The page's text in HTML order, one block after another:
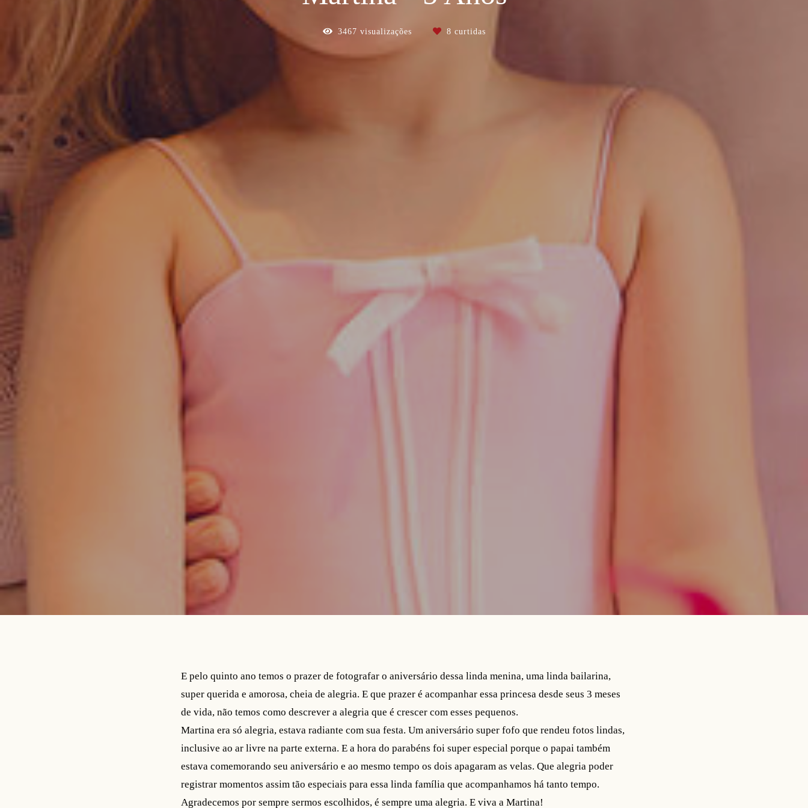
3467 visualizações 8 curtidas
E pelo quinto ano temos o prazer de fotografar o aniversário dessa linda menina, uma linda bailarina,
super querida e amorosa, cheia de alegria. E que prazer é acompanhar essa princesa desde seus 3 meses
de vida, não temos como descrever a alegria que é crescer com esses pequenos.
Martina era só alegria, estava radiante com sua festa. Um aniversário super fofo que rendeu fotos lindas,
inclusive ao ar livre na parte externa. E a hora do parabéns foi super especial porque o papai também
estava comemorando seu aniversário e ao mesmo tempo os dois apagaram as velas. Que alegria poder
registrar momentos assim tão especiais para essa linda família que acompanhamos há tanto tempo.
Agradecemos por sempre sermos escolhidos, é sempre uma alegria. E viva a Martina!